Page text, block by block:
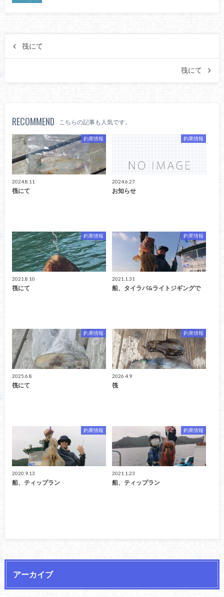
筏にて
筏にて
RECOMMEND こちらの記事も人気です。
釣果情報
2024.8.11
筏にて
釣果情報
2024.6.27
お知らせ
釣果情報
2021.8.10
筏にて
釣果情報
2021.1.31
船、タイラバ&ライトジギングで
釣果情報
2025.6.8
筏にて
釣果情報
2026.4.9
筏
釣果情報
2020.9.13
船、ティップラン
釣果情報
2021.1.23
船、ティップラン
アーカイブ